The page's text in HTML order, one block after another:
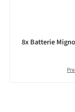
8x Batterie